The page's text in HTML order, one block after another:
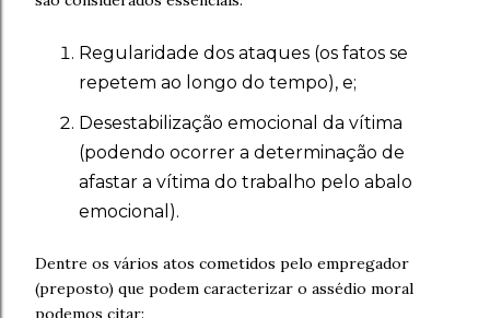
Regularidade dos ataques (os fatos se
repetem ao longo do tempo), e;
Desestabilização emocional da vítima
(podendo ocorrer a determinação de
afastar a vítima do trabalho pelo abalo
emocional).
Dentre os vários atos cometidos pelo empregador
(preposto) que podem caracterizar o assédio moral
podemos citar: